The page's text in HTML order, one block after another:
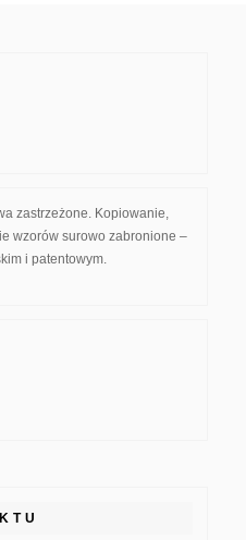
zastrzeżone. Kopiowanie,
wzorów surowo zabronione –
i patentowym.